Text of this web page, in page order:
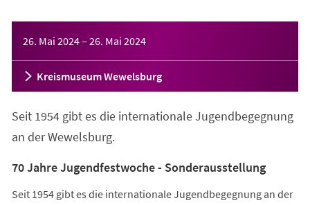
26. Mai 2024– 26. Mai 2024
Kreismuseum Wewelsburg
Seit 1954 gibt es die internationale Jugendbegegnung
an der Wewelsburg.
70 Jahre Jugendfestwoche - Sonderausstellung
Seit 1954 gibt es die internationale Jugendbegegnung an der